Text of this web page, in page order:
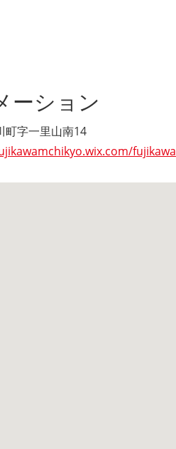
ーション
町字一里山南14
fujikawa